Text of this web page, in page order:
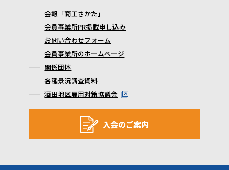
会報「商工さかた」
会員事業所PR掲載申し込み
お問い合わせフォーム
会員事業所のホームページ
関係団体
各種景況調査資料
酒田地区雇用対策協議会
入会のご案内